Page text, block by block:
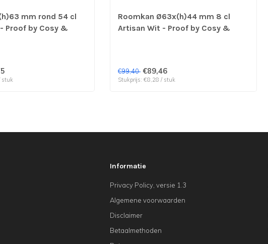
mm rond 54 cl
Proof by Cosy &
stuk
Roomkan Ø63x(h)44 mm 8 cl
Artisan Wit - Proof by Cosy &
€99,40 €89,46
Stukprijs: €8,28 / stuk
Informatie
Privacy Policy, versie 1.3
Algemene voorwaarden
Disclaimer
Betaalmethoden